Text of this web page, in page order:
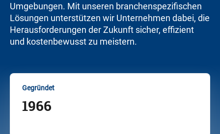
Umgebungen. Mit unseren branchenspezifischen
Lösungen unterstützen wir Unternehmen dabei, die
Herausforderungen der Zukunft sicher, effizient
und kostenbewusst zu meistern.
Gegründet
1966